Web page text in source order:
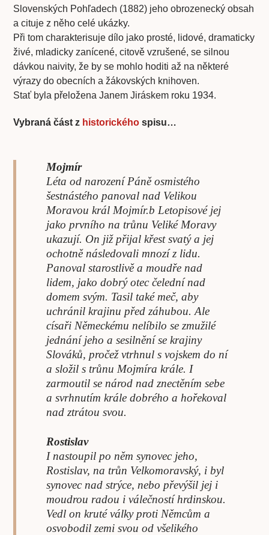
Slovenských Pohľadech (1882) jeho obrozenecký obsah
a cituje z něho celé ukázky.
Při tom charakterisuje dílo jako prosté, lidové, dramaticky
živé, mladicky zanícené, citově vzrušené, se silnou
dávkou naivity, že by se mohlo hoditi až na některé
výrazy do obecních a žákovských knihoven.
Stať byla přeložena Janem Jiráskem roku 1934.
Vybraná část z historického spisu…
Mojmír
Léta od narození Páně osmistého
šestnástého panoval nad Velikou
Moravou král Mojmír.b Letopisové jej
jako prvního na trůnu Veliké Moravy
ukazují. On již přijal křest svatý a jej
ochotně následovali mnozí z lidu.
Panoval starostlivě a moudře nad
lidem, jako dobrý otec čelední nad
domem svým. Tasil také meč, aby
uchránil krajinu před záhubou. Ale
císaři Německému nelíbilo se zmužilé
jednání jeho a sesilnění se krajiny
Slováků, pročež vtrhnul s vojskem do ní
a složil s trůnu Mojmíra krále. I
zarmoutil se národ nad znectěním sebe
a svrhnutím krále dobrého a hořekoval
nad ztrátou svou.
Rostislav
I nastoupil po něm synovec jeho,
Rostislav, na trůn Velkomoravský, i byl
synovec nad strýce, nebo převýšil jej i
moudrou radou i válečností hrdinskou.
Vedl on kruté války proti Němcům a
osvobodil zemi svou od všelikého